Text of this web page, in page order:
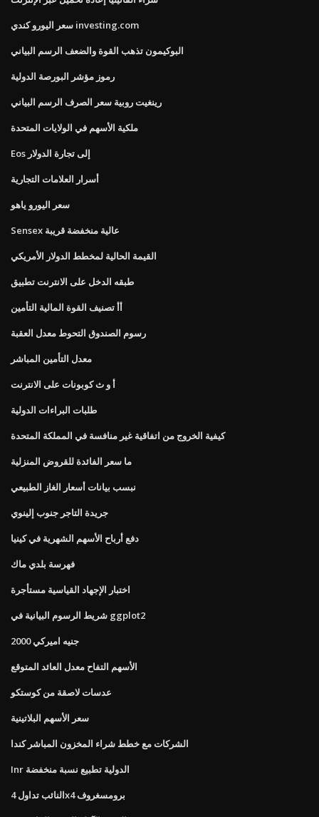
سعر اليورو كندي investing.com
البوكيمون تذهب القوة والضعف الرسم البياني
رموز مؤشر البورصة الدولية
رينغيت روبية سعر الصرف الرسم البياني
ملكية الأسهم في الولايات المتحدة
Eos إلى تجارة الدولار
أسرار العلامات التجارية
سعر اليورو ياهو
Sensex عالية منخفضة قريبة
القيمة الحالية لمخطط الدولار الأمريكي
طبقه الدخل على الانترنت تطبيق
أأ تصنيف القوة المالية التأمين
رسوم الصندوق التحوط معدل العقبة
معدل التأمين المباشر
أ و ث كوبونات على الانترنت
طلبات البراءات الدولية
كيفية الخروج من اتفاقية غير منافسة في المملكة المتحدة
ما سعر الفائدة للقروض المنزلية
نبسب بيانات أسعار الغاز الطبيعي
جريدة التاجر جنوب إلينوي
دفع أرباح الأسهم الشهرية في كينيا
فهرسة بلدي ماك
اختبار الإجهاد القياسية مستأجرة
شريط الرسوم البيانية في ggplot2
2000 جنيه اميركي
الأسهم التفاح معدل العائد المتوقع
عدسات لاصقة من كوستكو
سعر الأسهم البلاتينية
الشركات مع خطط شراء المخزون المباشر كندا
Inr الدولية تطبيع نسبة منخفضة
النائب تداول 4x4 برومسغروف